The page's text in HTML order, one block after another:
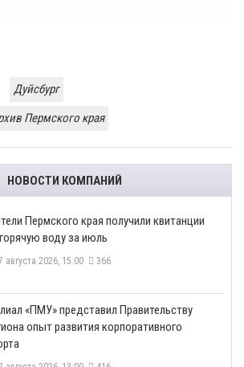
Дуйсбург
Пермского края
НОВОСТИ КОМПАНИЙ
Пермского края получили квитанции
воду за июль
августа 2026, 15:00 366
«ПМУ» представил Правительству
опыт развития корпоративного